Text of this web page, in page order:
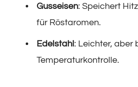
Gusseisen: Speichert
für Röstaromen.
Edelstahl: Leichter, aber
Temperaturkontrolle.